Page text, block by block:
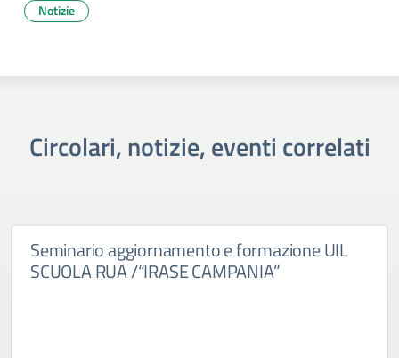
Notizie
Circolari, notizie, eventi correlati
Seminario aggiornamento e formazione UIL
SCUOLA RUA /“IRASE CAMPANIA”